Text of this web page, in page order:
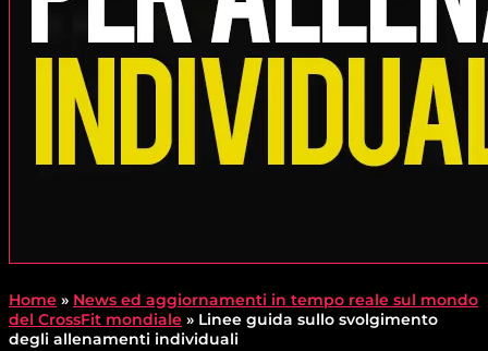
Home » News ed aggiornamenti in tempo reale sul mondo
del CrossFit mondiale » Linee guida sullo svolgimento
degli allenamenti individuali